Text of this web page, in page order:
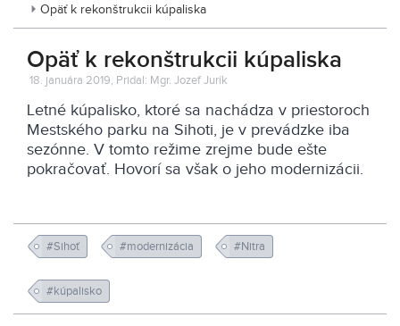
Opäť k rekonštrukcii kúpaliska
Opäť k rekonštrukcii kúpaliska
18. januára 2019, Pridal: Mgr. Jozef Jurík
Letné kúpalisko, ktoré sa nachádza v priestoroch
Mestského parku na Sihoti, je v prevádzke iba
sezónne. V tomto režime zrejme bude ešte
pokračovať. Hovorí sa však o jeho modernizácii.
#Sihoť #modernizácia #Nitra
#kúpalisko